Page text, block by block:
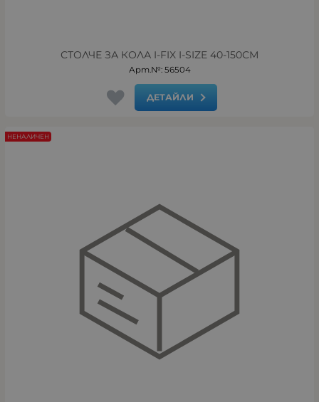
СТОЛЧЕ ЗА КОЛА I-FIX I-SIZE 40-150СМ
Арт.№: 56504
ДЕТАЙЛИ
НЕНАЛИЧЕН